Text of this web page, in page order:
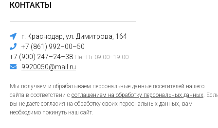
КОНТАКТЫ
г. Краснодар, ул. Димитрова, 164
+7 (861) 992–00–50
+7 (900) 247–24–38 Пн–Пт 09:00–19:00
9920050@mail.ru
Мы получаем и обрабатываем персональные данные посетителей нашего
сайта в соответствии с соглашением на обработку персональных данных.
вы не даете согласия на обработку своих персональных данных, вам
необходимо покинуть наш сайт.